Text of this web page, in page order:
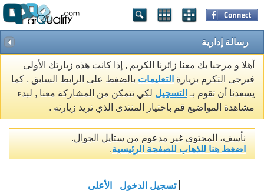
رسالة إدارية
أهلا و مرحبا بك معنا زائرنا الكريم , إذا كانت هذه زيارتك الأولى
فيرجى التكرم بزيارة التعليمات بالضغط على الرابط السابق , كما
يسعدنا أن تقوم بـ التسجيل لكي تتمكن من المشاركة معنا , لبدء
مشاهدة المواضيع قم باختيار المنتدى الذي تريد زيارته .
نأسف، المحتوى غير مدعوم من ستايل الجوال.
اضغط هنا للذهاب للصفحة الرئيسية.
تسجيل الدخول الأعلى